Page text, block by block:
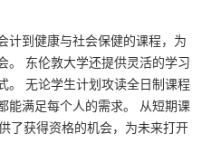
计到健康与社会保健的课程，为
。 东伦敦大学还提供灵活的学习
。 无论学生计划攻读全日制课程
能满足每个人的需求。 从短期课
了获得资格的机会，为未来打开